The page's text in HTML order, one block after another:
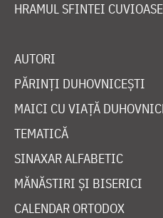
HRAMUL SFINTEI
AUTORI
PĂRINȚI DUHOVNICEȘTI
MAICI CU VIAȚĂ
TEMATICĂ
SINAXAR ALFABETIC
MĂNĂSTIRI ȘI BISERICI
CALENDAR ORTODOX